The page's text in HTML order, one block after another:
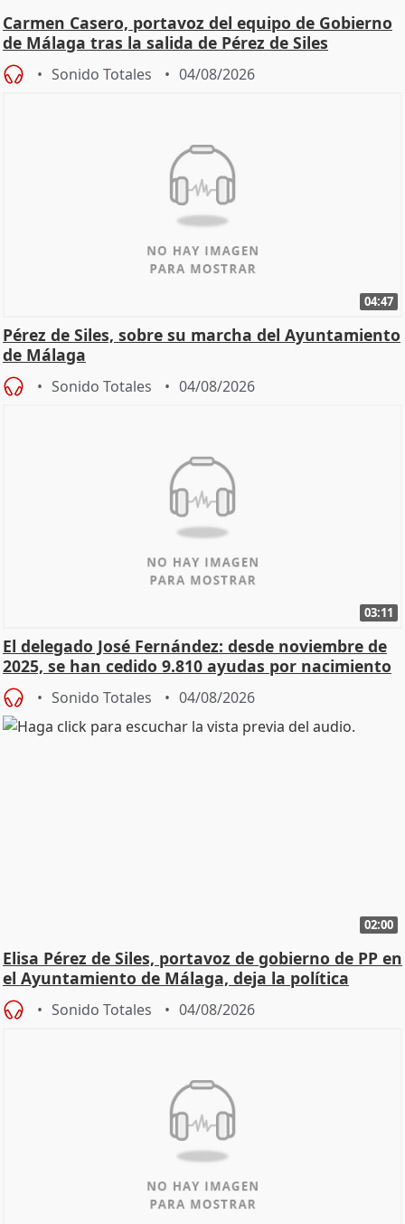
Carmen Casero, portavoz del equipo de Gobierno
de Málaga tras la salida de Pérez de Siles
Sonido Totales 04/08/2026
04:47
Pérez de Siles, sobre su marcha del Ayuntamiento
de Málaga
Sonido Totales 04/08/2026
03:11
El delegado José Fernández: desde noviembre de
2025, se han cedido 9.810 ayudas por nacimiento
Sonido Totales 04/08/2026
02:00
Elisa Pérez de Siles, portavoz de gobierno de PP en
el Ayuntamiento de Málaga, deja la política
Sonido Totales 04/08/2026